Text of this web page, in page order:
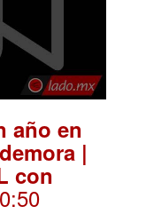
año en
|
con